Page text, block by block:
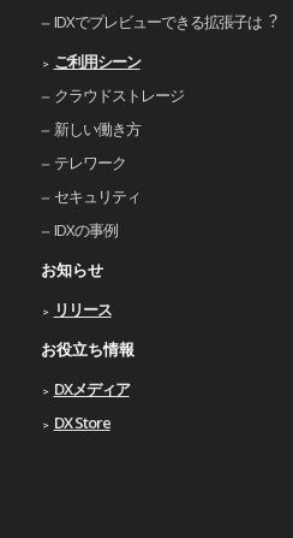
IDXでプレビューできる拡張⼦は︖
ご利⽤シーン
クラウドストレージ
新しい働き⽅
テレワーク
セキュリティ
IDXの事例
お知らせ
リリース
お役立ち情報
DXメディア
DX Store